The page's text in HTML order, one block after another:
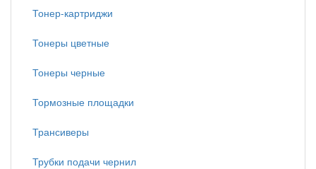
Тонер-картриджи
Тонеры цветные
Тонеры черные
Тормозные площадки
Трансиверы
Трубки подачи чернил